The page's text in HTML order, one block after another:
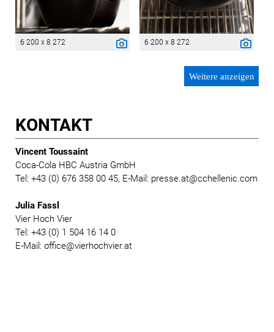
6 200 x 8 272 6 200 x 8 272
Weitere anzeigen
KONTAKT
Vincent Toussaint
Coca-Cola HBC Austria GmbH
Tel: +43 (0) 676 358 00 45, E-Mail: presse.at@cchellenic.com
Julia Fassl
Vier Hoch Vier
Tel: +43 (0) 1 504 16 14 0
E-Mail: office@vierhochvier.at